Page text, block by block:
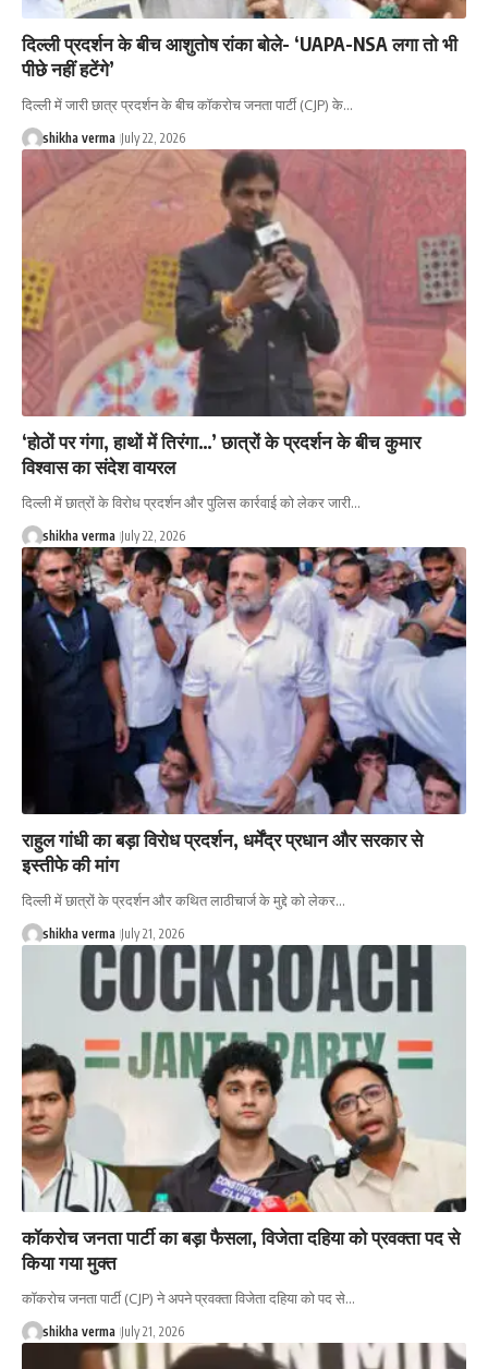
दिल्ली प्रदर्शन के बीच आशुतोष रांका बोले- ‘UAPA-NSA लगा तो भी
पीछे नहीं हटेंगे’
दिल्ली में जारी छात्र प्रदर्शन के बीच कॉकरोच जनता पार्टी (CJP) के…
shikha verma July 22, 2026
‘होठों पर गंगा, हाथों में तिरंगा…’ छात्रों के प्रदर्शन के बीच कुमार
विश्वास का संदेश वायरल
दिल्ली में छात्रों के विरोध प्रदर्शन और पुलिस कार्रवाई को लेकर जारी…
shikha verma July 22, 2026
राहुल गांधी का बड़ा विरोध प्रदर्शन, धर्मेंद्र प्रधान और सरकार से
इस्तीफे की मांग
दिल्ली में छात्रों के प्रदर्शन और कथित लाठीचार्ज के मुद्दे को लेकर…
shikha verma July 21, 2026
कॉकरोच जनता पार्टी का बड़ा फैसला, विजेता दहिया को प्रवक्ता पद से
किया गया मुक्त
कॉकरोच जनता पार्टी (CJP) ने अपने प्रवक्ता विजेता दहिया को पद से…
shikha verma July 21, 2026